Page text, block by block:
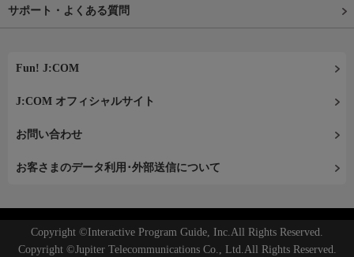
サポート・よくある質問
Fun! J:COM
J:COM オフィシャルサイト
お問い合わせ
お客さまのデータ利用･外部送信について
Copyright ©Interactive Program Guide, Inc.All Rights Reserved.
Copyright ©Jupiter Telecommunications Co., Ltd.All Rights Reserved.